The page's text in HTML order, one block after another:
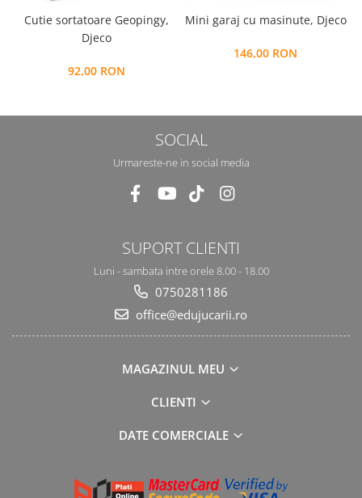
Cutie sortatoare Geopingy,
Djeco
92,00 RON
Mini garaj cu masinute, Djeco
146,00 RON
SOCIAL
Urmareste-ne in social media
SUPORT CLIENTI
Luni - sambata intre orele 8.00 - 18.00
0750281186
office@edujucarii.ro
MAGAZINUL MEU
CLIENTI
DATE COMERCIALE